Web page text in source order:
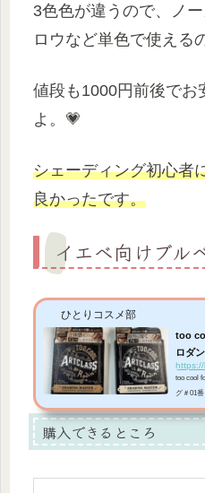
3色色が違うので、ノ
ロウなど単色で使える
値段も1000円前後でお
よ。💗
シェーディング初心者
良かったです。
イエベ向けブル
ひとりコスメ部
too
ロダ
ク、
https://
too cool
グ＃01
ン（ブ
購入できるところ